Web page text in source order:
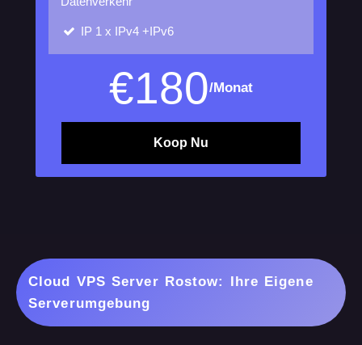
IP 1 x IPv4 +IPv6
€180/Monat
Koop Nu
Cloud VPS Server Rostow: Ihre Eigene
Serverumgebung